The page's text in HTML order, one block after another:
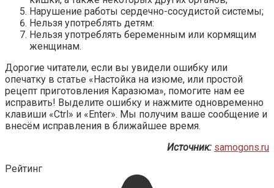
Нарушение работы сердечно-сосудистой системы;
Нельзя употреблять детям:
Нельзя употреблять беременным или кормящим
женщинам.
Дорогие читатели, если вы увидели ошибку или
опечатку в статье «Настойка на изюме, или простой
рецепт приготовления Каразюма», помогите нам ее
исправить! Выделите ошибку и нажмите одновременно
клавиши «Ctrl» и «Enter». Мы получим ваше сообщение и
внесём исправления в ближайшее время.
Источник: samogons.ru
Рейтинг